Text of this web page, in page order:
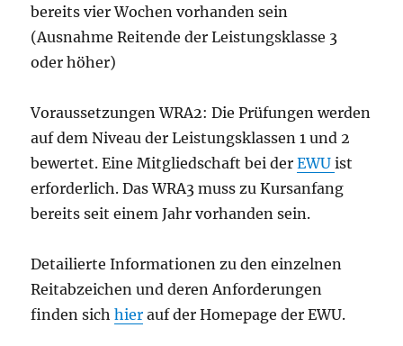
bereits vier Wochen vorhanden sein
(Ausnahme Reitende der Leistungsklasse 3
oder höher)
Voraussetzungen WRA2: Die Prüfungen werden
auf dem Niveau der Leistungsklassen 1 und 2
bewertet. Eine Mitgliedschaft bei derEWUist
erforderlich. Das WRA3 muss zu Kursanfang
bereits seit einem Jahr vorhanden sein.
Detailierte Informationen zu den einzelnen
Reitabzeichen und deren Anforderungen
finden sichhier auf der Homepage der EWU.